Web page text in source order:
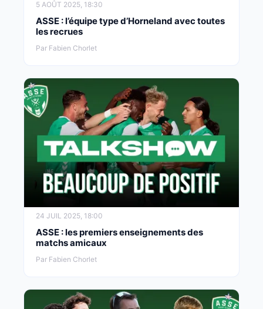
5 AOÛT 2025, 18:30
ASSE : l’équipe type d’Horneland avec toutes
les recrues
Par Fabien Chorlet
24 JUIL 2025, 18:00
ASSE : les premiers enseignements des
matchs amicaux
Par Fabien Chorlet